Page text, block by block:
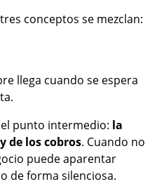
conceptos se mezclan:
llega cuando se espera
punto intermedio: la
de los cobros. Cuando no
puede aparentar
de forma silenciosa.